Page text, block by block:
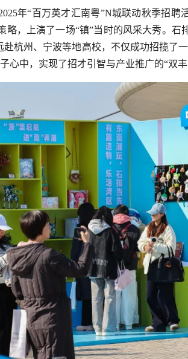
年“百万英才汇南粤”N城联动秋季招聘
略，上演了一场“镇”当时的风采大秀。石
杭州、宁波等地高校，不仅成功招揽了
心中，实现了招才引智与产业推广的“双丰